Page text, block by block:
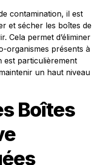
contamination, il est
et sécher les boîtes de
Cela permet d’éliminer
organismes présents à
est particulièrement
un haut niveau
Boîtes